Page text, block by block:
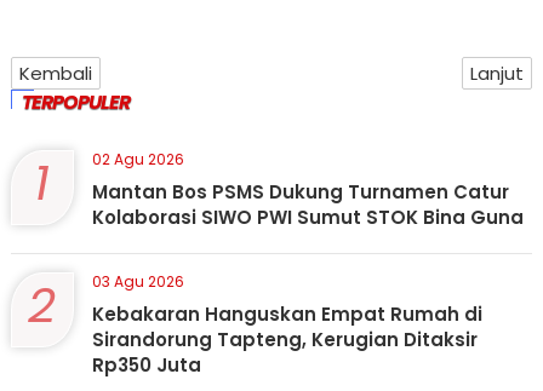
Kembali Lanjut
TERPOPULER
1 02 Agu 2026
Mantan Bos PSMS Dukung Turnamen Catur
Kolaborasi SIWO PWI Sumut STOK Bina Guna
2 03 Agu 2026
Kebakaran Hanguskan Empat Rumah di
Sirandorung Tapteng, Kerugian Ditaksir
Rp350 Juta